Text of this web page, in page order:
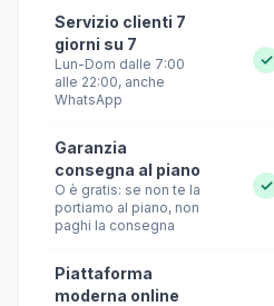
Servizio clienti 7
giorni su 7
Lun-Dom dalle 7:00
alle 22:00, anche
WhatsApp
✓
Garanzia
consegna al piano
O è gratis: se non te la
portiamo al piano, non
paghi la consegna
✓
Piattaforma
moderna online